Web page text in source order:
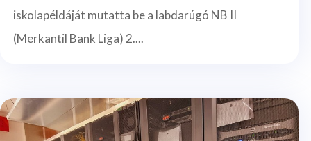
iskolapéldáját mutatta be a labdarúgó NB II
(Merkantil Bank Liga) 2....